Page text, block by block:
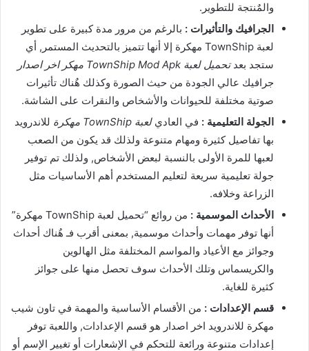
والمٌنتجة للتطوير.
الجرافيك والتأثيرات : بالرغم من مرور مدة كبيرة على تطوير
لعبة TownShip مهكرة إلا أنها تتميز بالتحديث المستمر, أي
ستجد بعدتحميل لعبة TownShip Mod Apk مهكر اخر اصدار
جرافيك عالي الجودة من حيث الصورة وكذلك هٌناك تأثيرات
صوتية مختلفة للحيوانات والأشخاص والنقرات على الشاشة.
الجولة التعليمية : في العاديلعبة TownShip مهكرة
للاندرويد
بها تفاصيل كثيرة ومهام متنوعة ولذلك قد يكون من الصعب
لعبها للمرة الأولى بالنسبة لبعض الأشخاص, ولذلك تم توفير
جولة تعليمية سريعة لتعليم المستخدم أهم الأساسيات مثل
الزراعة وخلافه.
الأحداث الموسمية :
من روائع “تحميل لعبة TownShip مهكرة”
أنها توفر مهمات وأحداث موسمية, بمعنى أقرب فـ هٌناك أحداث
وجوائز مع الأعياد والمواسم المختلفة مثل الهالوين
والكريسماس وتلك الأحداث سوف تحصل منها على جوائز
كثيرة للغاية.
قسم الإعدادات : من الأقسام الأساسية والمهمة في تاون شيب
مهكرة للاندرويد اخر اصدار هو قسم الإعدادات, واللعبة توفر
إعدادات متنوعة ورائعة للتحكم في الإشعارات أو تغيير الإسم أو